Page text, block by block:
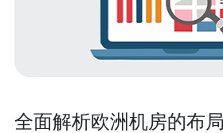
全面解析欧洲机房的布